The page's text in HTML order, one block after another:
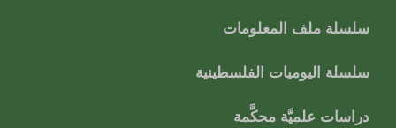
سلسلة ملف المعلومات
سلسلة اليوميات الفلسطينية
دراسات علميَّة محكَّمة